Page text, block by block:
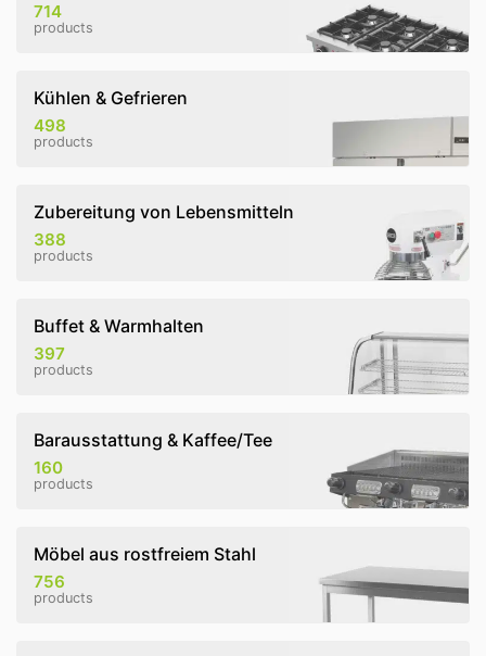
714
products
Kühlen & Gefrieren
498
products
Zubereitung von Lebensmitteln
388
products
Buffet & Warmhalten
397
products
Barausstattung & Kaffee/Tee
160
products
Möbel aus rostfreiem Stahl
756
products